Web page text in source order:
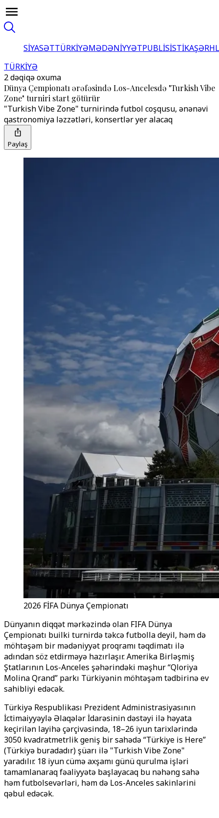
SİYASƏTTÜRKİYƏMƏDƏNİYYƏTPUBLİSİSTİKA
TÜRKİYƏ
2 dəqiqə oxuma
Dünya Çempionatı ərəfəsində Los-Ancelesdə "Turkish Vibe
Zone" turniri start götürür
"Turkish Vibe Zone" turnirində futbol coşqusu, ənənəvi
qastronomiya ləzzətləri, konsertlər yer alacaq
Paylaş
2026 FİFA Dünya Çempionatı
Dünyanın diqqət mərkəzində olan FIFA Dünya
Çempionatı builki turnirdə təkcə futbolla deyil, həm də
möhtəşəm bir mədəniyyət proqramı təqdimatı ilə
adından söz etdirməyə hazırlaşır. Amerika Birləşmiş
Ştatlarının Los-Anceles şəhərindəki məşhur “Qloriya
Molina Qrand” parkı Türkiyənin möhtəşəm tədbirinə ev
sahibliyi edəcək.
Türkiyə Respublikası Prezident Administrasiyasının
İctimaiyyəylə Əlaqələr İdarəsinin dəstəyi ilə həyata
keçirilən layihə çərçivəsində, 18–26 iyun tarixlərində
3050 kvadratmetrlik geniş bir sahədə “Türkiye is Here”
(Türkiyə buradadır) şüarı ilə "Turkish Vibe Zone"
yaradılır. 18 iyun cümə axşamı günü qurulma işləri
tamamlanaraq fəaliyyətə başlayacaq bu nəhəng sahə
həm futbolsevərləri, həm də Los-Anceles sakinlərini
qəbul edəcək.